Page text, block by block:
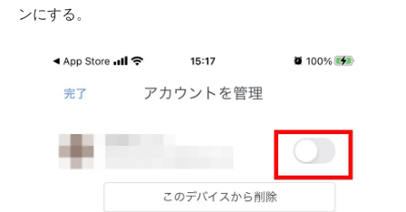
ンにする。